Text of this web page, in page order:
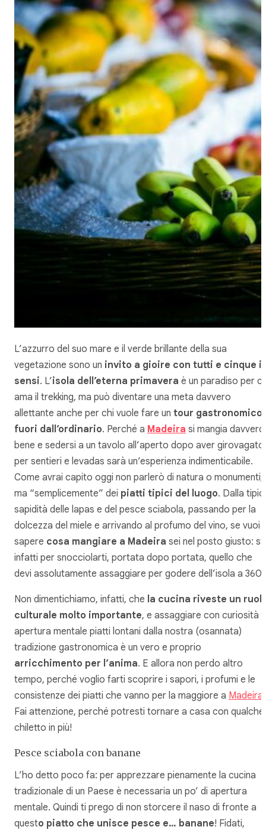
L’azzurro del suo mare e il verde brillante della sua
vegetazione sono un invito a gioire con tutti e cinque i
sensi. L’isola dell’eterna primavera è un paradiso per
ama il trekking, ma può diventare una meta davvero
allettante anche per chi vuole fare un tour gastronomico
fuori dall’ordinario. Perché a Madeira si mangia davvero
bene e sedersi a un tavolo all’aperto dopo aver girovagato
per sentieri e levadas sarà un’esperienza indimenticabile.
Come avrai capito oggi non parlerò di natura o monumenti,
ma “semplicemente” dei piatti tipici del luogo. Dalla
sapidità delle lapas e del pesce sciabola, passando per la
dolcezza del miele e arrivando al profumo del vino, se vuoi
sapere cosa mangiare a Madeira sei nel posto giusto:
infatti per snocciolarti, portata dopo portata, quello che
devi assolutamente assaggiare per godere dell’isola a
Non dimentichiamo, infatti, che la cucina riveste un
culturale molto importante, e assaggiare con curiosità e
apertura mentale piatti lontani dalla nostra (osannata)
tradizione gastronomica è un vero e proprio
arricchimento per l’anima. E allora non perdo altro
tempo, perché voglio farti scoprire i sapori, i profumi e le
consistenze dei piatti che vanno per la maggiore a Madeira
Fai attenzione, perché potresti tornare a casa con qualche
chiletto in più!
Pesce sciabola con banane
L’ho detto poco fa: per apprezzare pienamente la cucina
tradizionale di un Paese è necessaria un po’ di apertura
mentale. Quindi ti prego di non storcere il naso di fronte a
questo piatto che unisce pesce e… banane! Fidati,